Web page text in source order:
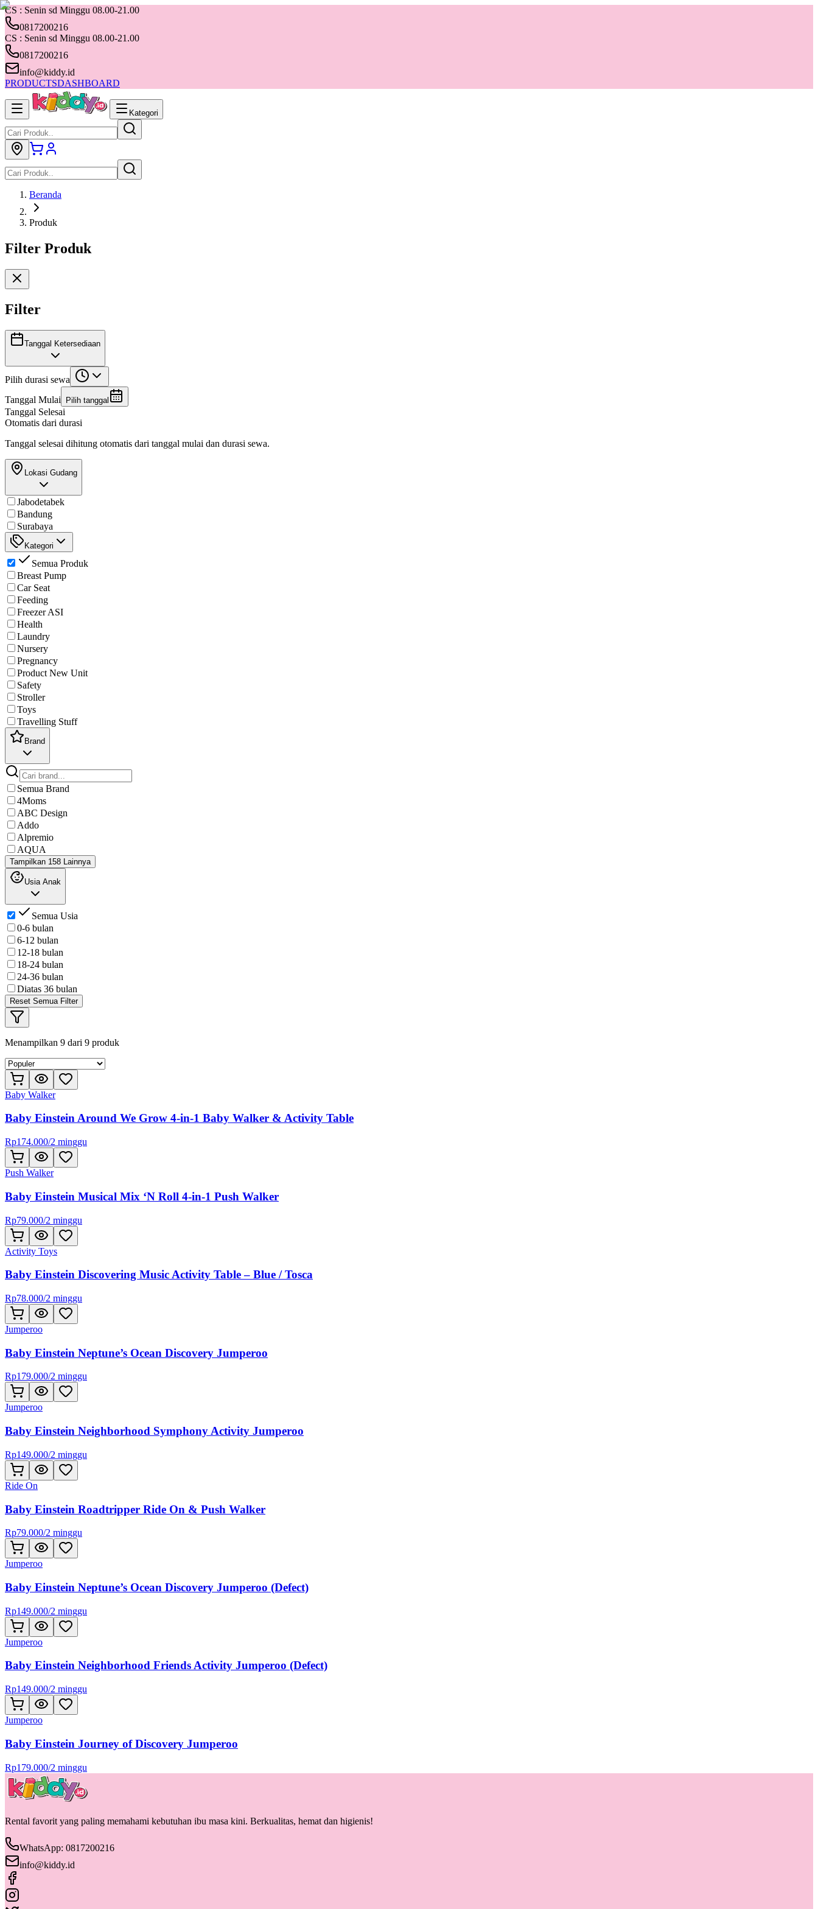
CS : Senin sd Minggu 08.00-21.00
0817200216
CS : Senin sd Minggu 08.00-21.00
0817200216
info@kiddy.id
PRODUCTSDASHBOARD
Kategori
Beranda
Produk
Filter Produk
Filter
Tanggal Ketersediaan
Pilih durasi sewa
Tanggal Mulai
Pilih tanggal
Tanggal Selesai
Otomatis dari durasi
Tanggal selesai dihitung otomatis dari tanggal mulai dan durasi sewa.
Lokasi Gudang
Jabodetabek
Bandung
Surabaya
Kategori
Semua Produk
Breast Pump
Car Seat
Feeding
Freezer ASI
Health
Laundry
Nursery
Pregnancy
Product New Unit
Safety
Stroller
Toys
Travelling Stuff
Brand
Semua Brand
4Moms
ABC Design
Addo
Alpremio
AQUA
Tampilkan 158 Lainnya
Usia Anak
Semua Usia
0-6 bulan
6-12 bulan
12-18 bulan
18-24 bulan
24-36 bulan
Diatas 36 bulan
Reset Semua Filter
Menampilkan 9 dari 9 produk
Baby Walker
Baby Einstein Around We Grow 4-in-1 Baby Walker & Activity Table
Rp174.000/2 minggu
Push Walker
Baby Einstein Musical Mix ‘N Roll 4-in-1 Push Walker
Rp79.000/2 minggu
Activity Toys
Baby Einstein Discovering Music Activity Table – Blue / Tosca
Rp78.000/2 minggu
Jumperoo
Baby Einstein Neptune’s Ocean Discovery Jumperoo
Rp179.000/2 minggu
Jumperoo
Baby Einstein Neighborhood Symphony Activity Jumperoo
Rp149.000/2 minggu
Ride On
Baby Einstein Roadtripper Ride On & Push Walker
Rp79.000/2 minggu
Jumperoo
Baby Einstein Neptune’s Ocean Discovery Jumperoo (Defect)
Rp149.000/2 minggu
Jumperoo
Baby Einstein Neighborhood Friends Activity Jumperoo (Defect)
Rp149.000/2 minggu
Jumperoo
Baby Einstein Journey of Discovery Jumperoo
Rp179.000/2 minggu
Rental favorit yang paling memahami kebutuhan ibu masa kini. Berkualitas, hemat dan higienis!
WhatsApp: 0817200216
info@kiddy.id